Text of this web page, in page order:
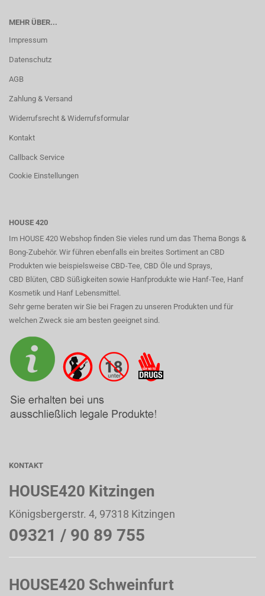
MEHR ÜBER...
Impressum
Datenschutz
AGB
Zahlung & Versand
Widerrufsrecht & Widerrufsformular
Kontakt
Callback Service
Cookie Einstellungen
HOUSE 420
Im HOUSE 420 Webshop finden Sie vieles rund um das Thema Bongs &
Bong-Zubehör. Wir führen ebenfalls ein breites Sortiment an CBD
Produkten wie beispielsweise CBD-Tee, CBD Öle und Sprays,
CBD Blüten, CBD Süßigkeiten sowie Hanfprodukte wie Hanf-Tee, Hanf
Kosmetik und Hanf Lebensmittel.
Sehr gerne beraten wir Sie bei Fragen zu unseren Produkten und für
welchen Zweck sie am besten geeignet sind.
KONTAKT
HOUSE420 Kitzingen
Königsbergerstr. 4, 97318 Kitzingen
09321 / 90 89 755
HOUSE420 Schweinfurt